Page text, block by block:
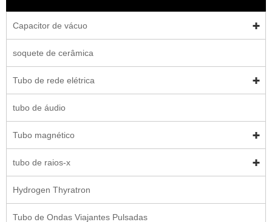
Capacitor de vácuo
soquete de cerâmica
Tubo de rede elétrica
tubo de áudio
Tubo magnético
tubo de raios-x
Hydrogen Thyratron
Tubo de Ondas Viajantes Pulsadas